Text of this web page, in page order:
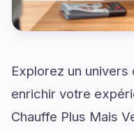
Explorez un
enrichir votre
Chauffe Plus Mais